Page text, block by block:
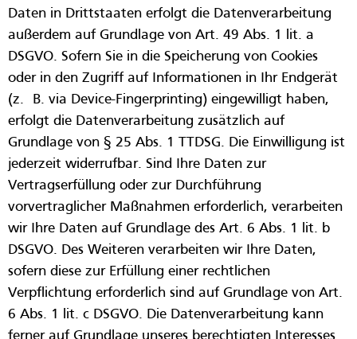
Daten in Drittstaaten erfolgt die Datenverarbeitung
außerdem auf Grundlage von Art. 49 Abs. 1 lit. a
DSGVO. Sofern Sie in die Speicherung von Cookies
oder in den Zugriff auf Informationen in Ihr Endgerät
(z. B. via Device-Fingerprinting) eingewilligt haben,
erfolgt die Datenverarbeitung zusätzlich auf
Grundlage von § 25 Abs. 1 TTDSG. Die Einwilligung ist
jederzeit widerrufbar. Sind Ihre Daten zur
Vertragserfüllung oder zur Durchführung
vorvertraglicher Maßnahmen erforderlich, verarbeiten
wir Ihre Daten auf Grundlage des Art. 6 Abs. 1 lit. b
DSGVO. Des Weiteren verarbeiten wir Ihre Daten,
sofern diese zur Erfüllung einer rechtlichen
Verpflichtung erforderlich sind auf Grundlage von Art.
6 Abs. 1 lit. c DSGVO. Die Datenverarbeitung kann
ferner auf Grundlage unseres berechtigten Interesses